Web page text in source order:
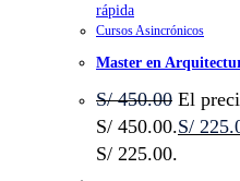
rápida
Cursos Asincrónicos
Master en
S/450.00 El
S/ 450.00.S/
S/ 225.00.